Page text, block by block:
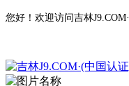
您好！欢迎访问吉林